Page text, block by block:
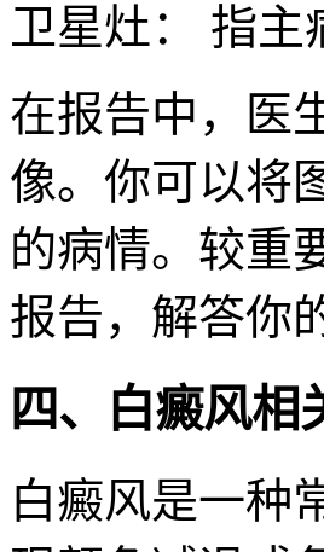
卫星灶： 指
在报告中，医
像。你可以将
的病情。较重
报告，解答你
四、白癜风相
白癜风是一种